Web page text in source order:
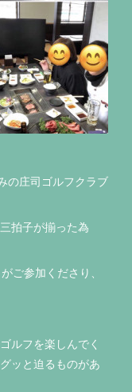
の庄司ゴルフクラブ
拍子が揃った為
ご参加くださり、
ルフを楽しんでく
ッと迫るものがあ